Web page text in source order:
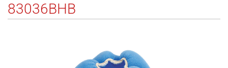
83036BHB